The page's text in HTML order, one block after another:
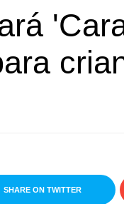
SHARE ON TWITTER